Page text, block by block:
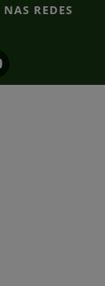
NAS REDES